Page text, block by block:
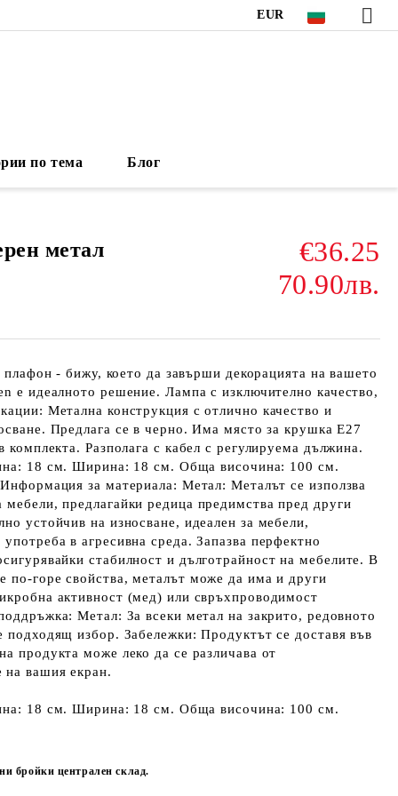
EUR
по тема Блог
метал
€36.25
70.90лв.
плафон - бижу, което да завърши декорацията на вашето
е идеалното решение. Лампа с изключително качество,
Метална конструкция с отлично качество и
Предлага се в черно. Има място за крушка E27
Разполага с кабел с регулируема дължина.
18 см. Ширина: 18 см. Обща височина: 100 см.
за материала: Метал: Металът се използва
предлагайки редица предимства пред други
устойчив на износване, идеален за мебели,
в агресивна среда. Запазва перфектно
стабилност и дълготрайност на мебелите. В
по-горе свойства, металът може да има и други
активност (мед) или свръхпроводимост
Метал: За всеки метал на закрито, редовното
подходящ избор. Забележки: Продуктът се доставя във
продукта може леко да се различава от
на вашия екран.
18 см. Ширина: 18 см. Обща височина: 100 см.
бройки централен склад.